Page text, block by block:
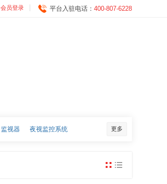
会员登录 平台入驻电话： 400-807-6228
监视器 夜视监控系统 更多